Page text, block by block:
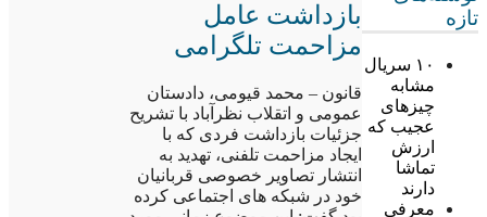
تازه
۱۰ سریال
مشابه
چیزهای
عجیب که
ارزش
تماشا
دارند
معرفی
بازداشت عامل
مزاحمت تلگرامی
قانون – محمد قیومی، دادستان
عمومی و اتقلاب نظرآباد با تشریح
جزئیات بازداشت فردی که با
ایجاد مزاحمت تلفنی، تهدید به
انتشار تصاویر خصوصی قربانیان
خود در شبکه های اجتماعی کرده